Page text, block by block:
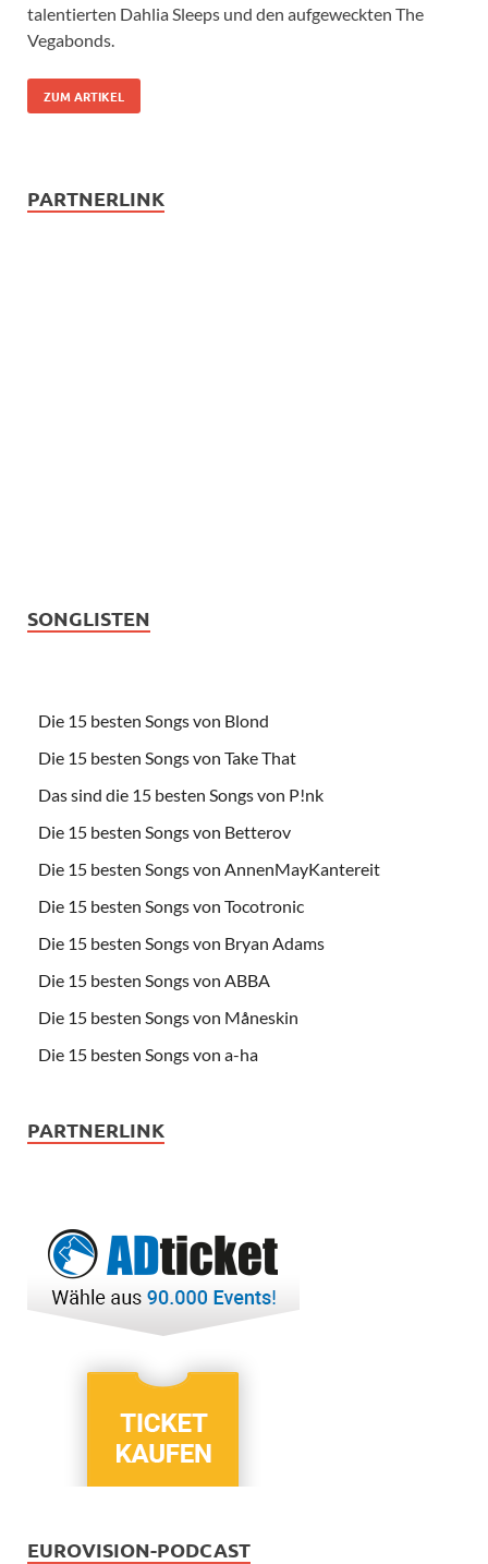
talentierten Dahlia Sleeps und den aufgeweckten The
Vegabonds.
ZUM ARTIKEL
PARTNERLINK
SONGLISTEN
Die 15 besten Songs von Blond
Die 15 besten Songs von Take That
Das sind die 15 besten Songs von P!nk
Die 15 besten Songs von Betterov
Die 15 besten Songs von AnnenMayKantereit
Die 15 besten Songs von Tocotronic
Die 15 besten Songs von Bryan Adams
Die 15 besten Songs von ABBA
Die 15 besten Songs von Måneskin
Die 15 besten Songs von a-ha
PARTNERLINK
EUROVISION-PODCAST